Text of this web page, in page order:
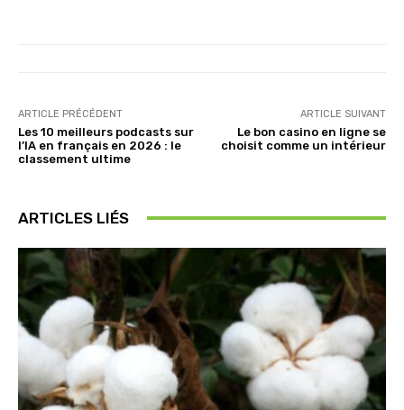
ARTICLE PRÉCÉDENT
Les 10 meilleurs podcasts sur
l’IA en français en 2026 : le
classement ultime
ARTICLE SUIVANT
Le bon casino en ligne se
choisit comme un intérieur
ARTICLES LIÉS